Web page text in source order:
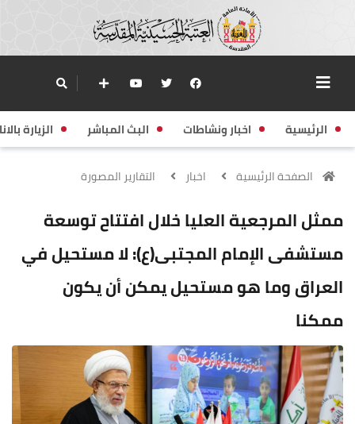
الرئيسية اخبار ونشاطات البث المباشر الزيارة
الصفحة الرئيسية اخبار التقارير المصورة
ممثل المرجعية العليا خلال افتتاح توسعة
مستشفى الإمام المجتبى(ع): لا مستحيل في
العراق وما هو مستحيل يمكن أن يكون
ممكنا